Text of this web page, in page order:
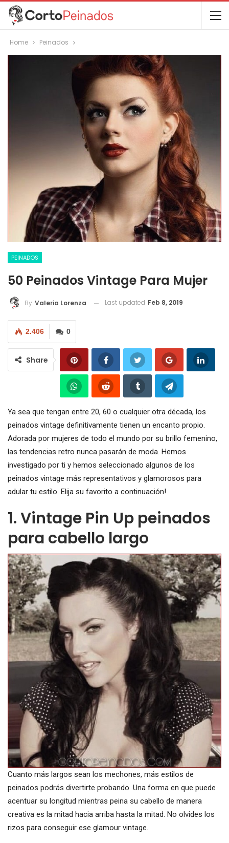
Home Peinados
PEINADOS
50 Peinados Vintage Para Mujer
By Valeria Lorenza Last updated Feb 8, 2019
0
2.406
Share
Ya sea que tengan entre 20, 60 o cualquier otra década, los
peinados vintage definitivamente tienen un encanto propio.
Adorada por mujeres de todo el mundo por su brillo femenino,
las tendencias retro nunca pasarán de moda. Hemos
investigado por ti y hemos seleccionado algunos de los
peinados vintage más representativos y glamorosos para
adular tu estilo. Elija su favorito a continuación!
1. Vintage Pin Up peinados
para cabello largo
Cuanto más largos sean los mechones, más estilos de
peinados podrás divertirte probando. Una forma en que puede
acentuar su longitud mientras peina su cabello de manera
creativa es la mitad hacia arriba hasta la mitad. No olvides los
rizos para conseguir ese glamour vintage.